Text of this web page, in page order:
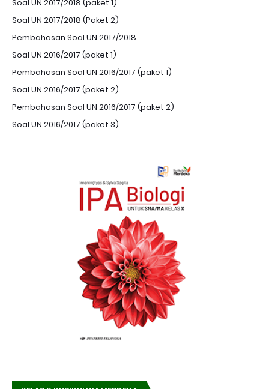
Soal UN 2017/2018 (paket 1)
Soal UN 2017/2018 (Paket 2)
Pembahasan Soal UN 2017/2018
Soal UN 2016/2017 (paket 1)
Pembahasan Soal UN 2016/2017 (paket 1)
Soal UN 2016/2017 (paket 2)
Pembahasan Soal UN 2016/2017 (paket 2)
Soal UN 2016/2017 (paket 3)